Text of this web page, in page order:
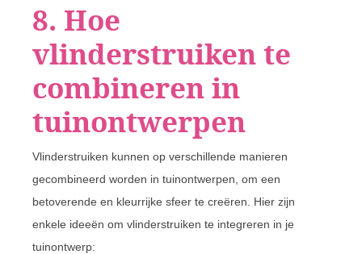
8. Hoe
vlinderstruiken te
combineren in
tuinontwerpen
Vlinderstruiken kunnen op verschillende manieren
gecombineerd worden in tuinontwerpen, om een
betoverende en kleurrijke sfeer te creëren. Hier zijn
enkele ideeën om vlinderstruiken te integreren in je
tuinontwerp: